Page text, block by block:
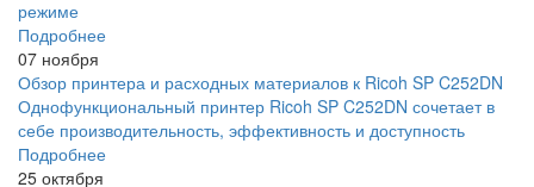
режиме
Подробнее
07 ноября
Обзор принтера и расходных материалов к Ricoh SP C252DN
Однофункциональный принтер Ricoh SP C252DN сочетает в
себе производительность, эффективность и доступность
Подробнее
25 октября